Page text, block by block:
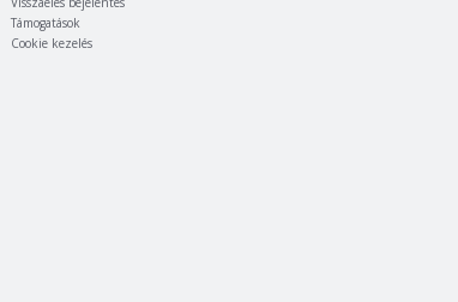
Támogatások
Cookie kezelés